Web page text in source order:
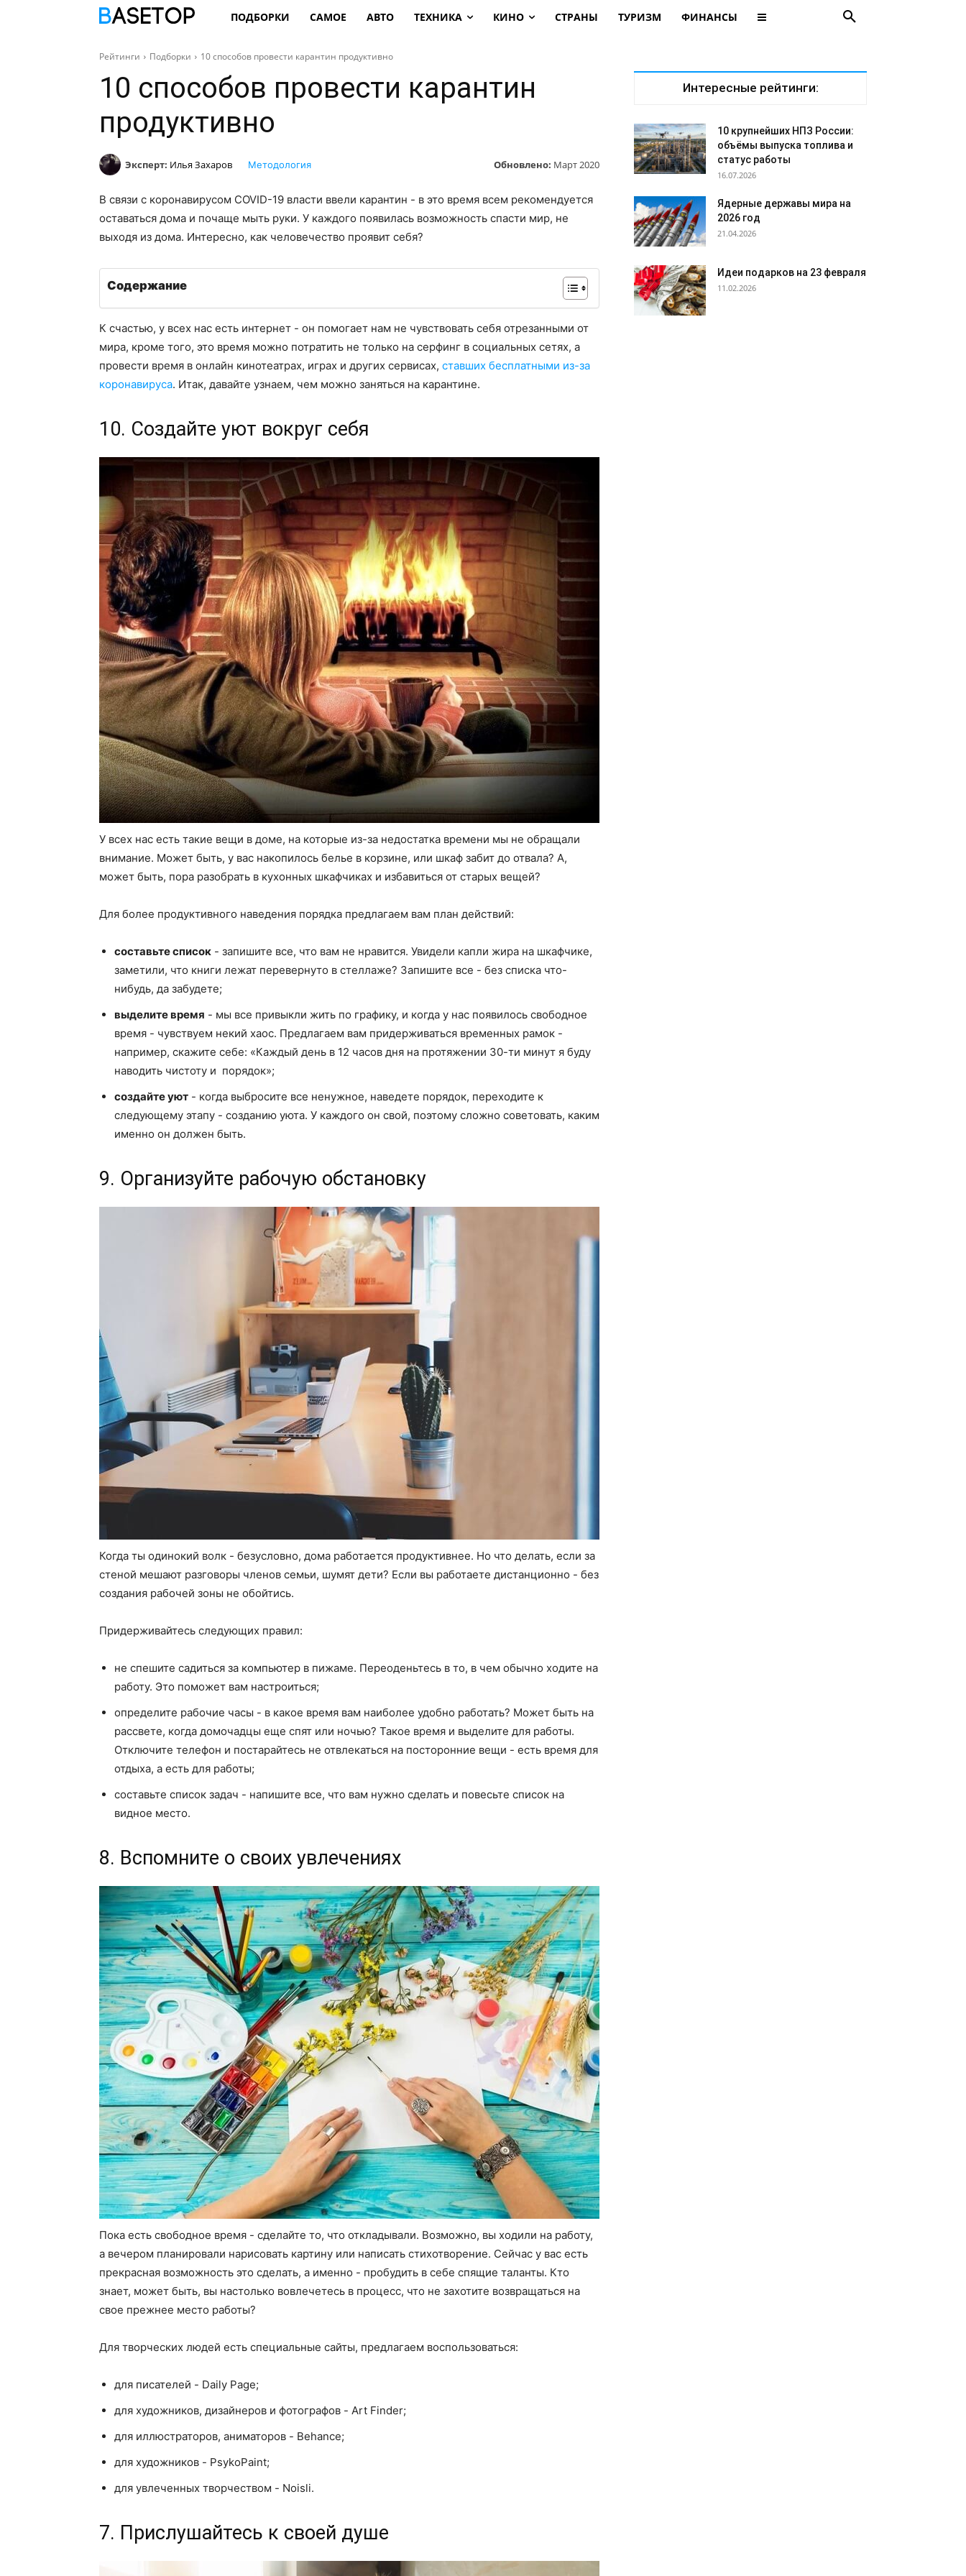
ПОДБОРКИ САМОЕ АВТО ТЕХНИКА КИНО СТРАНЫ ТУРИЗМ ФИНАНСЫ
Рейтинги Подборки 10 способов провести карантин продуктивно
10 способов провести карантин
продуктивно
Эксперт: Илья Захаров Обновлено: Март 2020
Методология
В связи с коронавирусом COVID-19 власти ввели карантин - в это время всем рекомендуется
оставаться дома и почаще мыть руки. У каждого появилась возможность спасти мир, не
выходя из дома. Интересно, как человечество проявит себя?
Содержание
К счастью, у всех нас есть интернет - он помогает нам не чувствовать себя отрезанными от
мира, кроме того, это время можно потратить не только на серфинг в социальных сетях, а
провести время в онлайн кинотеатрах, играх и других сервисах, ставших бесплатными из-за
коронавируса. Итак, давайте узнаем, чем можно заняться на карантине.
10. Создайте уют вокруг себя
У всех нас есть такие вещи в доме, на которые из-за недостатка времени мы не обращали
внимание. Может быть, у вас накопилось белье в корзине, или шкаф забит до отвала? А,
может быть, пора разобрать в кухонных шкафчиках и избавиться от старых вещей?
Для более продуктивного наведения порядка предлагаем вам план действий:
составьте список - запишите все, что вам не нравится. Увидели капли жира на шкафчике,
заметили, что книги лежат перевернуто в стеллаже? Запишите все - без списка что-
нибудь, да забудете;
выделите время - мы все привыкли жить по графику, и когда у нас появилось свободное
время - чувствуем некий хаос. Предлагаем вам придерживаться временных рамок -
например, скажите себе: «Каждый день в 12 часов дня на протяжении 30-ти минут я буду
наводить чистоту и порядок»;
создайте уют - когда выбросите все ненужное, наведете порядок, переходите к
следующему этапу - созданию уюта. У каждого он свой, поэтому сложно советовать, каким
именно он должен быть.
9. Организуйте рабочую обстановку
Когда ты одинокий волк - безусловно, дома работается продуктивнее. Но что делать, если за
стеной мешают разговоры членов семьи, шумят дети? Если вы работаете дистанционно - без
создания рабочей зоны не обойтись.
Придерживайтесь следующих правил:
не спешите садиться за компьютер в пижаме. Переоденьтесь в то, в чем обычно ходите на
работу. Это поможет вам настроиться;
определите рабочие часы - в какое время вам наиболее удобно работать? Может быть на
рассвете, когда домочадцы еще спят или ночью? Такое время и выделите для работы.
Отключите телефон и постарайтесь не отвлекаться на посторонние вещи - есть время для
отдыха, а есть для работы;
составьте список задач - напишите все, что вам нужно сделать и повесьте список на
видное место.
8. Вспомните о своих увлечениях
Пока есть свободное время - сделайте то, что откладывали. Возможно, вы ходили на работу,
а вечером планировали нарисовать картину или написать стихотворение. Сейчас у вас есть
прекрасная возможность это сделать, а именно - пробудить в себе спящие таланты. Кто
знает, может быть, вы настолько вовлечетесь в процесс, что не захотите возвращаться на
свое прежнее место работы?
Для творческих людей есть специальные сайты, предлагаем воспользоваться:
для писателей - Daily Page;
для художников, дизайнеров и фотографов - Art Finder;
для иллюстраторов, аниматоров - Behance;
для художников - PsykoPaint;
для увлеченных творчеством - Noisli.
7. Прислушайтесь к своей душе
Интересные рейтинги:
10 крупнейших НПЗ России:
объёмы выпуска топлива и
статус работы
16.07.2026
Ядерные державы мира на
2026 год
21.04.2026
Идеи подарков на 23 февраля
11.02.2026